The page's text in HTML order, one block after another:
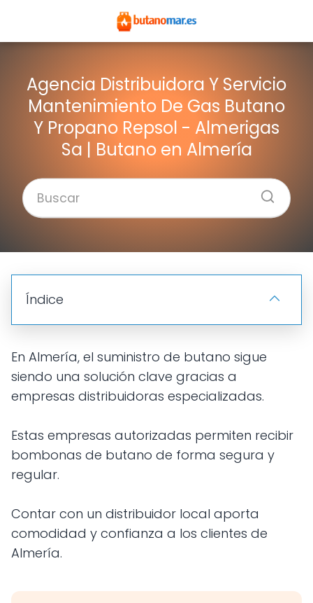
Agencia Distribuidora Y Servicio
Mantenimiento De Gas Butano
Y Propano Repsol - Almerigas
Sa | Butano en Almería
Índice
En Almería, el suministro de butano sigue
siendo una solución clave gracias a
empresas distribuidoras especializadas.
Estas empresas autorizadas permiten recibir
bombonas de butano de forma segura y
regular.
Contar con un distribuidor local aporta
comodidad y confianza a los clientes de
Almería.